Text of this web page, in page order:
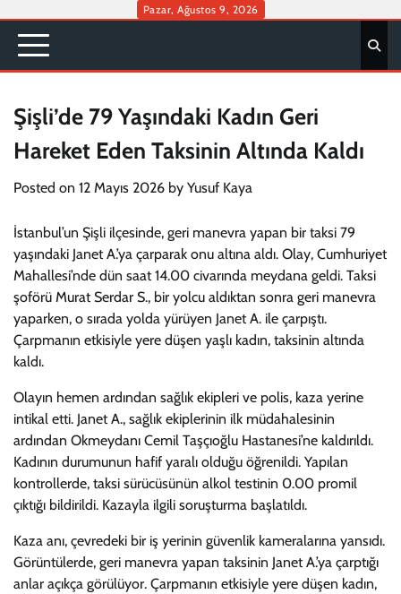
content
Pazar, Ağustos 9, 2026
Şişli’de 79 Yaşındaki Kadın Geri
Hareket Eden Taksinin Altında Kaldı
Posted on 12 Mayıs 2026 by Yusuf Kaya
İstanbul’un Şişli ilçesinde, geri manevra yapan bir taksi 79
yaşındaki Janet A.’ya çarparak onu altına aldı. Olay, Cumhuriyet
Mahallesi’nde dün saat 14.00 civarında meydana geldi. Taksi
şoförü Murat Serdar S., bir yolcu aldıktan sonra geri manevra
yaparken, o sırada yolda yürüyen Janet A. ile çarpıştı.
Çarpmanın etkisiyle yere düşen yaşlı kadın, taksinin altında
kaldı.
Olayın hemen ardından sağlık ekipleri ve polis, kaza yerine
intikal etti. Janet A., sağlık ekiplerinin ilk müdahalesinin
ardından Okmeydanı Cemil Taşçıoğlu Hastanesi’ne kaldırıldı.
Kadının durumunun hafif yaralı olduğu öğrenildi. Yapılan
kontrollerde, taksi sürücüsünün alkol testinin 0.00 promil
çıktığı bildirildi. Kazayla ilgili soruşturma başlatıldı.
Kaza anı, çevredeki bir iş yerinin güvenlik kameralarına yansıdı.
Görüntülerde, geri manevra yapan taksinin Janet A.’ya çarptığı
anlar açıkça görülüyor. Çarpmanın etkisiyle yere düşen kadın,